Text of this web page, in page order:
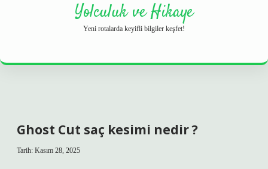
Yolculuk ve Hikaye
Yeni rotalarda keyifli bilgiler keşfet!
Ghost Cut saç kesimi nedir ?
Tarih: Kasım 28, 2025